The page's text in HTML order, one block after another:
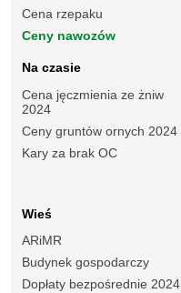
Cena rzepaku
Ceny nawozów
Na czasie
Cena jęczmienia ze żniw
2024
Ceny gruntów ornych 2024
Kary za brak OC
Wieś
ARiMR
Budynek gospodarczy
Dopłaty bezpośrednie 2024